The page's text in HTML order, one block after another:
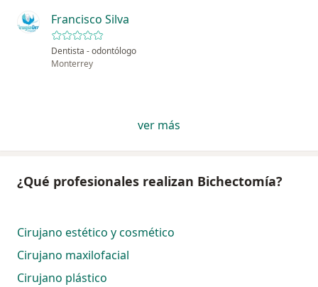
Francisco Silva
Dentista - odontólogo
Monterrey
ver más
¿Qué profesionales realizan Bichectomía?
Cirujano estético y cosmético
Cirujano maxilofacial
Cirujano plástico